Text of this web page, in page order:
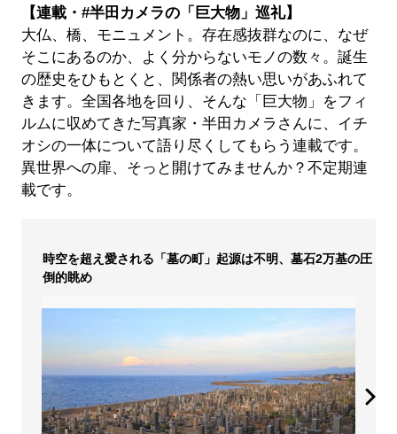
【連載・#半田カメラの「巨大物」巡礼】
大仏、橋、モニュメント。存在感抜群なのに、なぜ
そこにあるのか、よく分からないモノの数々。誕生
の歴史をひもとくと、関係者の熱い思いがあふれて
きます。全国各地を回り、そんな「巨大物」をフィ
ルムに収めてきた写真家・半田カメラさんに、イチ
オシの一体について語り尽くしてもらう連載です。
異世界への扉、そっと開けてみませんか？不定期連
載です。
時空を超え愛される「墓の町」起源は不明、墓石2万基の圧
倒的眺め